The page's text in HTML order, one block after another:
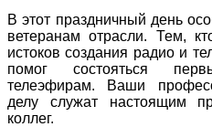
В этот праздничный день
ветеранам отрасли. Тем,
истоков создания радио и
помог состояться
телеэфирам. Ваши
делу служат настоящим
коллег.